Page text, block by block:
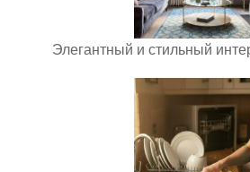
Элегантный и стильный